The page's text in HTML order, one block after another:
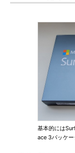
基本的には
ace 3パッケー